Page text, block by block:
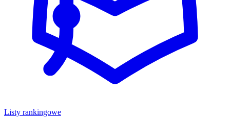
Listy rankingowe